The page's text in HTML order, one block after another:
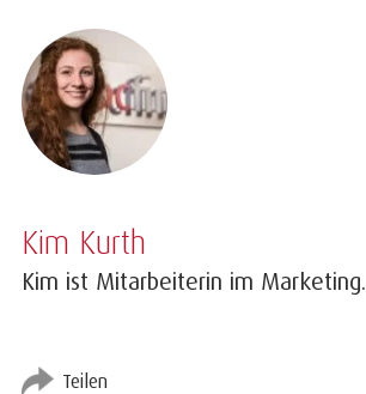
Kim Kurth
Kim ist Mitarbeiterin im Marketing.
Teilen